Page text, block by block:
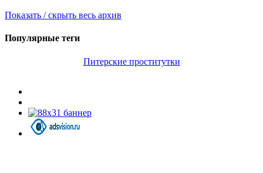
Показать / скрыть весь архив
Популярные теги
Питерские проститутки